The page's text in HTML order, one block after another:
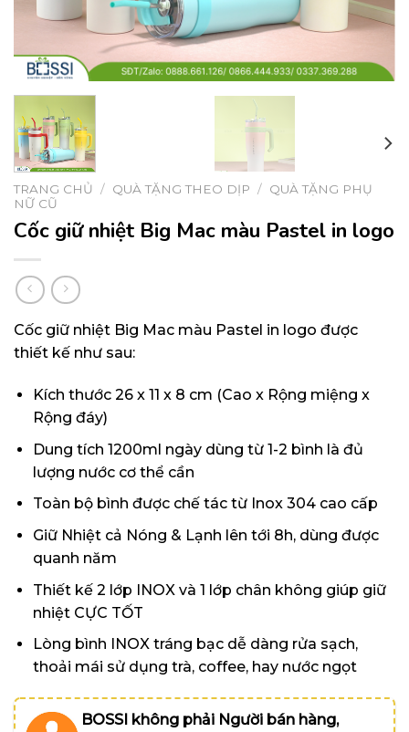
TRANG CHỦ / QUÀ TẶNG THEO DỊP / QUÀ TẶNG PHỤ
NỮ CŨ
Cốc giữ nhiệt Big Mac màu Pastel in logo
Cốc giữ nhiệt Big Mac màu Pastel in logo được
thiết kế như sau:
Kích thước 26 x 11 x 8 cm (Cao x Rộng miệng x
Rộng đáy)
Dung tích 1200ml ngày dùng từ 1-2 bình là đủ
lượng nước cơ thể cần
Toàn bộ bình được chế tác từ Inox 304 cao cấp
Giữ Nhiệt cả Nóng & Lạnh lên tới 8h, dùng được
quanh năm
Thiết kế 2 lớp INOX và 1 lớp chân không giúp giữ
nhiệt CỰC TỐT
Lòng bình INOX tráng bạc dễ dàng rửa sạch,
thoải mái sử dụng trà, coffee, hay nước ngọt
BOSSI không phải Người bán hàng,